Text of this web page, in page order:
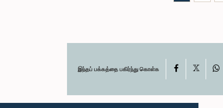
இந்தப் பக்கத்தை பகிர்ந்து கொள்க Facebook